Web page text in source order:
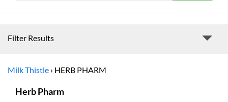
Filter Results
Milk Thistle › HERB PHARM
Herb Pharm